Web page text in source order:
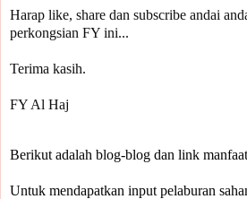
Harap like, share dan subscribe andai
perkongsian FY ini...
Terima kasih.
FY Al Haj
Berikut adalah blog-blog dan link
Untuk mendapatkan input pelaburan